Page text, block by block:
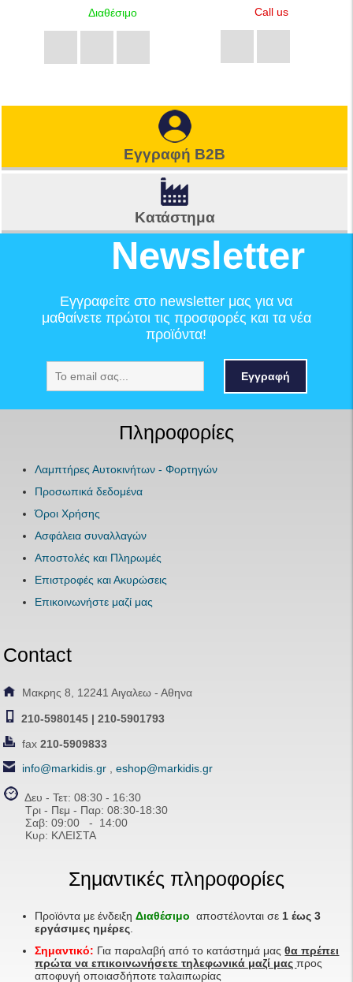
Διαθέσιμο Call us
Εγγραφή B2B
Κατάστημα
Newsletter
Εγγραφείτε στο newsletter μας για να
μαθαίνετε πρώτοι τις προσφορές και τα νέα
προϊόντα!
Εγγραφή
Πληροφορίες
Λαμπτήρες Αυτοκινήτων - Φορτηγών
Προσωπικά δεδομένα
Όροι Χρήσης
Ασφάλεια συναλλαγών
Αποστολές και Πληρωμές
Επιστροφές και Ακυρώσεις
Επικοινωνήστε μαζί μας
Contact
Μακρης 8, 12241 Αιγαλεω - Αθηνα
210-5980145 | 210-5901793
fax210-5909833
info@markidis.gr ,eshop@markidis.gr
Δευ - Τετ: 08:30 - 16:30
Τρι - Πεμ - Παρ: 08:30-18:30
Σαβ:09:00 - 14:00
Κυρ: ΚΛΕΙΣΤΑ
Σημαντικές πληροφορίες
Προϊόντα με ένδειξηΔιαθέσιμο αποστέλονται σε 1 έως 3
εργάσιμες ημέρες
Σημαντικό: Για παραλαβή από το κατάστημά μαςθα πρέπει
πρώτα να επικοινωνήσετε τηλεφωνικά μαζί μαςπρος
αποφυγή οποιασδήποτε ταλαιπωρίας